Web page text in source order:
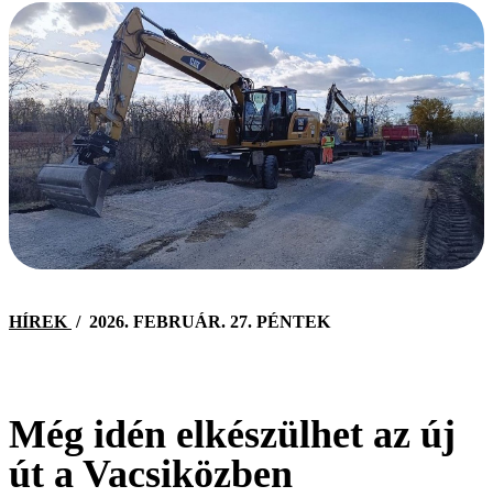
HÍREK / 2026. FEBRUÁR. 27. PÉNTEK
Még idén elkészülhet az új
út a Vacsiközben